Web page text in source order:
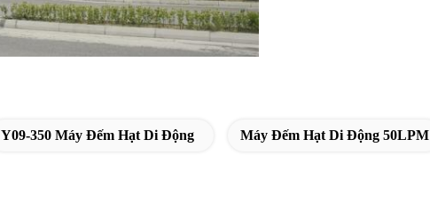
Y09-350 Máy Đếm Hạt Di Động Máy Đếm Hạt Di Động 50LPM